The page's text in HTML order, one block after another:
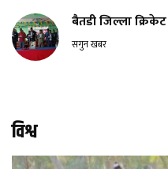
बैतडी जिल्ला
सगुन खबर
विश्व